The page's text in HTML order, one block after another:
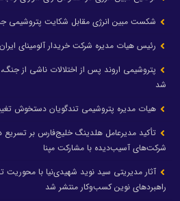
شکست مبین انرژی مقابل شکایت پتروشیمی
رئیس هیات مدیره شرکت خریدار آلومینای
شد
هیات مدیره پتروشیمی تندگویان دستخوش
تأکید مدیرعامل هلدینگ خلیج‌فارس بر تسریع
شرکت‌های آسیب‌دیده با مشارکت مپنا
آثار مدیریتی سید نوید شهیدی‌نیا با محوریت
راهبردهای نوین کسب‌وکار منتشر شد